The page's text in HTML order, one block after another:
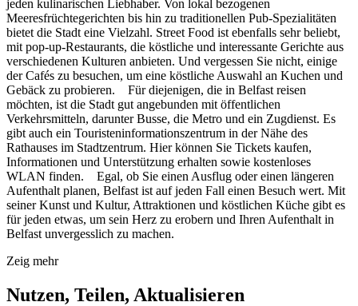
jeden kulinarischen Liebhaber. Von lokal bezogenen
Meeresfrüchtegerichten bis hin zu traditionellen Pub-Spezialitäten
bietet die Stadt eine Vielzahl. Street Food ist ebenfalls sehr beliebt,
mit pop-up-Restaurants, die köstliche und interessante Gerichte aus
verschiedenen Kulturen anbieten. Und vergessen Sie nicht, einige
der Cafés zu besuchen, um eine köstliche Auswahl an Kuchen und
Gebäck zu probieren. Für diejenigen, die in Belfast reisen
möchten, ist die Stadt gut angebunden mit öffentlichen
Verkehrsmitteln, darunter Busse, die Metro und ein Zugdienst. Es
gibt auch ein Touristeninformationszentrum in der Nähe des
Rathauses im Stadtzentrum. Hier können Sie Tickets kaufen,
Informationen und Unterstützung erhalten sowie kostenloses
WLAN finden. Egal, ob Sie einen Ausflug oder einen längeren
Aufenthalt planen, Belfast ist auf jeden Fall einen Besuch wert. Mit
seiner Kunst und Kultur, Attraktionen und köstlichen Küche gibt es
für jeden etwas, um sein Herz zu erobern und Ihren Aufenthalt in
Belfast unvergesslich zu machen.
Zeig mehr
Nutzen, Teilen, Aktualisieren